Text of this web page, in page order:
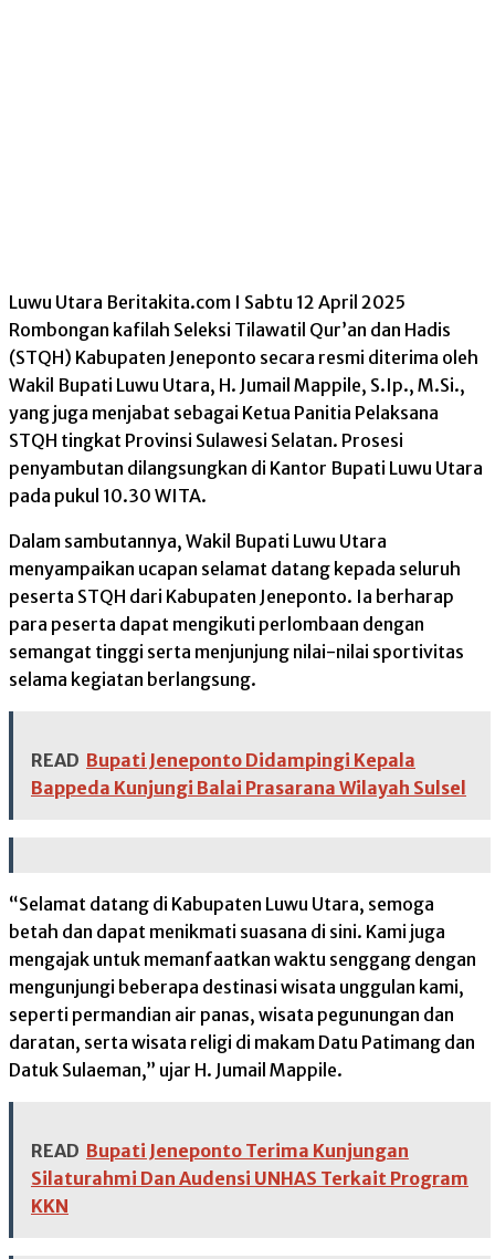
Luwu Utara Beritakita.com I Sabtu 12 April 2025
Rombongan kafilah Seleksi Tilawatil Qur’an dan Hadis
(STQH) Kabupaten Jeneponto secara resmi diterima oleh
Wakil Bupati Luwu Utara, H. Jumail Mappile, S.Ip., M.Si.,
yang juga menjabat sebagai Ketua Panitia Pelaksana
STQH tingkat Provinsi Sulawesi Selatan. Prosesi
penyambutan dilangsungkan di Kantor Bupati Luwu Utara
pada pukul 10.30 WITA.
Dalam sambutannya, Wakil Bupati Luwu Utara
menyampaikan ucapan selamat datang kepada seluruh
peserta STQH dari Kabupaten Jeneponto. Ia berharap
para peserta dapat mengikuti perlombaan dengan
semangat tinggi serta menjunjung nilai-nilai sportivitas
selama kegiatan berlangsung.
READ Bupati Jeneponto Didampingi Kepala
Bappeda Kunjungi Balai Prasarana Wilayah Sulsel
“Selamat datang di Kabupaten Luwu Utara, semoga
betah dan dapat menikmati suasana di sini. Kami juga
mengajak untuk memanfaatkan waktu senggang dengan
mengunjungi beberapa destinasi wisata unggulan kami,
seperti permandian air panas, wisata pegunungan dan
daratan, serta wisata religi di makam Datu Patimang dan
Datuk Sulaeman,” ujar H. Jumail Mappile.
READ Bupati Jeneponto Terima Kunjungan
Silaturahmi Dan Audensi UNHAS Terkait Program
KKN